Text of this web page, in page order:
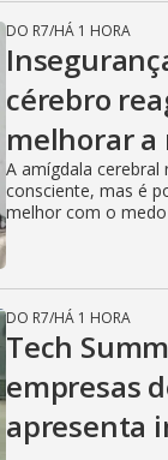
DO R7/HÁ 1 HORA
cérebro
melhorar a
A amígdala
consciente, mas é
melhor com o
DO R7/HÁ 1 HORA
Tech
empresas
apresenta